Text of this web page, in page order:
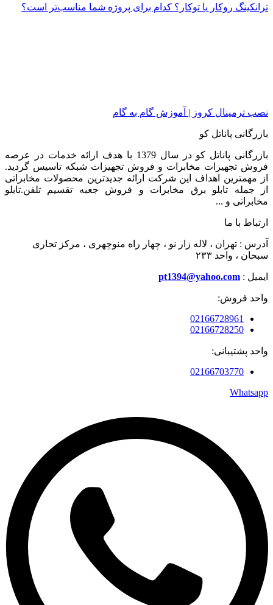
ترانکینگ روکار یا توکار؟ کدام برای پروژه شما مناسب‌تر است؟
نصب ترمینال کروز | آموزش گام به گام
بازرگانی پاناتل کو
بازرگانی پاناتل کو در سال 1379 با هدف ارائه خدمات در عرصه
فروش تجهیزات مخابرات و فروش تجهیزات شبکه تاسیس گردید.
از مهمترین اهداف این شرکت ارائه جدیدترین محصولات مخابراتی
از جمله تابلو برق مخابرات و فروش جعبه تقسیم تلفن.تابلو
مخابراتی و ...
ارتباط با ما
آدرس : تهران ، لاله زار نو ، چهار راه منوچهری ، مرکز تجاری
سبحان ، واحد ۲۳۳
ایمیل : pt1394@yahoo.com
واحد فروش:
02166728961
02166728250
واحد پشتیبانی:
02166703770
Whatsapp